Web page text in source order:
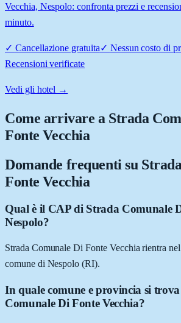
Vecchia, Nespolo: confronta prezzi e
minuto.
✓ Cancellazione gratuita✓ Nessun costo di
Recensioni verificate
Vedi gli hotel →
Come arrivare a Strada
Fonte Vecchia
Domande frequenti su
Fonte Vecchia
Qual è il CAP di Strada Comunale
Nespolo?
Strada Comunale Di Fonte Vecchia rientra
comune di Nespolo (RI).
In quale comune e provincia si
Comunale Di Fonte Vecchia?